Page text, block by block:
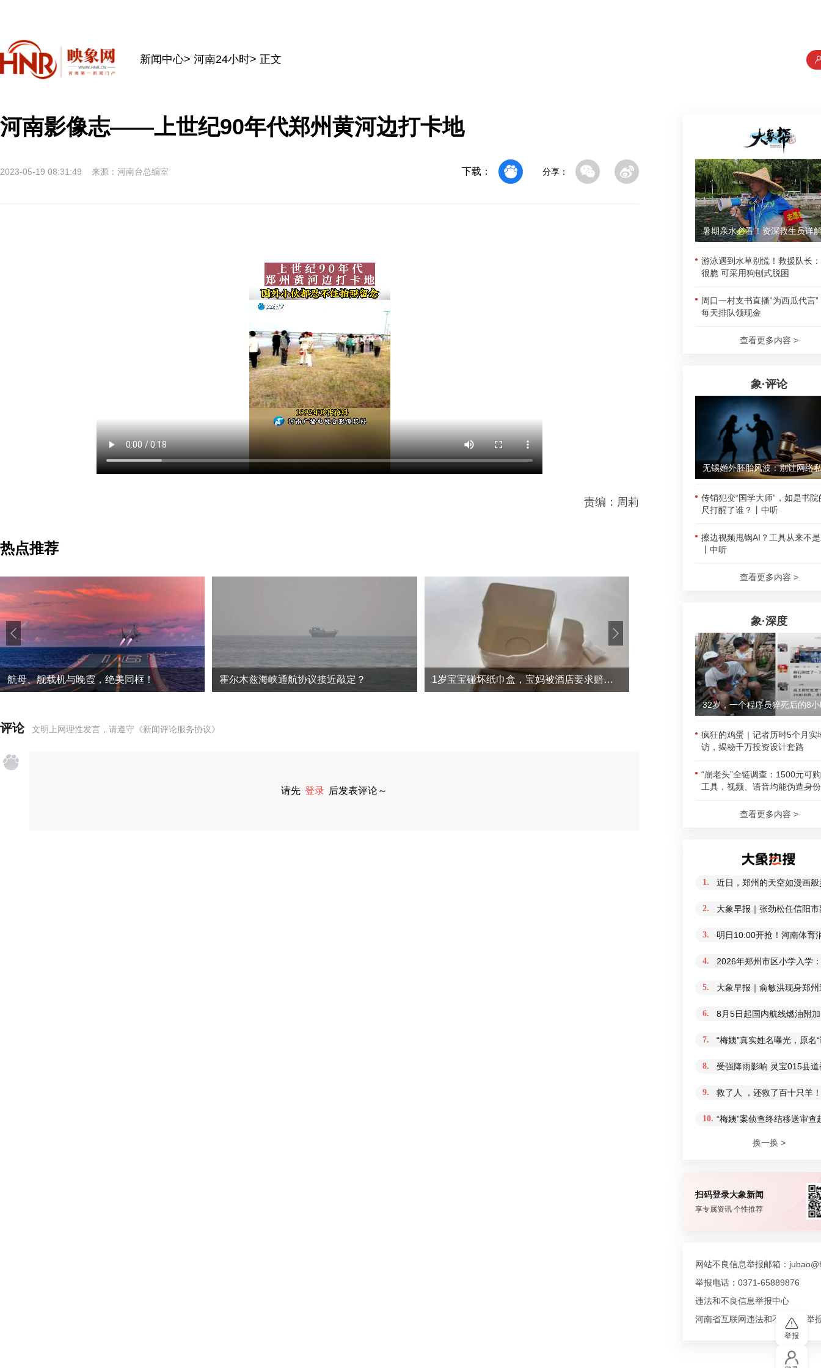
新闻中心> 河南24小时> 正文
河南影像志——上世纪90年代郑州黄河边打卡地
2023-05-19 08:31:49 来源：河南台总编室 下载： 分享：
责编：周莉
热点推荐
航母、舰载机与晚霞，绝美同框！ 霍尔木兹海峡通航协议接近敲定？ 1岁宝宝碰坏纸巾盒，宝妈被酒店要求赔付924元！三亚一酒店回复：骨瓷定制
评论 文明上网理性发言，请遵守 《新闻评论服务协议》
请先 登录 后发表评论～
游泳遇到水草别慌！救援队长
很脆 可采用狗刨式脱困
周口一村支书直播“为西瓜代言”
每天排队领现金
查看更多内容 >
象·评论
传销犯变“国学大师”，如是书院
尺打醒了谁？丨中听
擦边视频甩锅AI？工具从来不
丨中听
查看更多内容 >
象·深度
32岁，一个程序员猝死后的8
疯狂的鸡蛋｜记者历时5个月实
访，揭秘千万投资设计套路
“崩老头”全链调查：1500元可
工具，视频、语音均能伪造身份
查看更多内容 >
1. 近日，郑州的天空如漫画
2. 大象早报｜张劲松任信阳
3. 明日10:00开抢！河南体育
4. 2026年郑州市区小学入学
5. 大象早报｜俞敏洪现身郑
6. 8月5日起国内航线燃油附
7. “梅姨”真实姓名曝光，原
8. 受强降雨影响 灵宝015县
9. 救了人 ，还救了百十只羊
10. “梅姨”案侦查终结移送审
换一换 >
扫码登录大象新闻
享专属资讯 个性推荐
网站不良信息举报邮箱：
举报电话：0371-65889876
违法和不良信息举报中心
河南省互联网违法和不良信息举
举报